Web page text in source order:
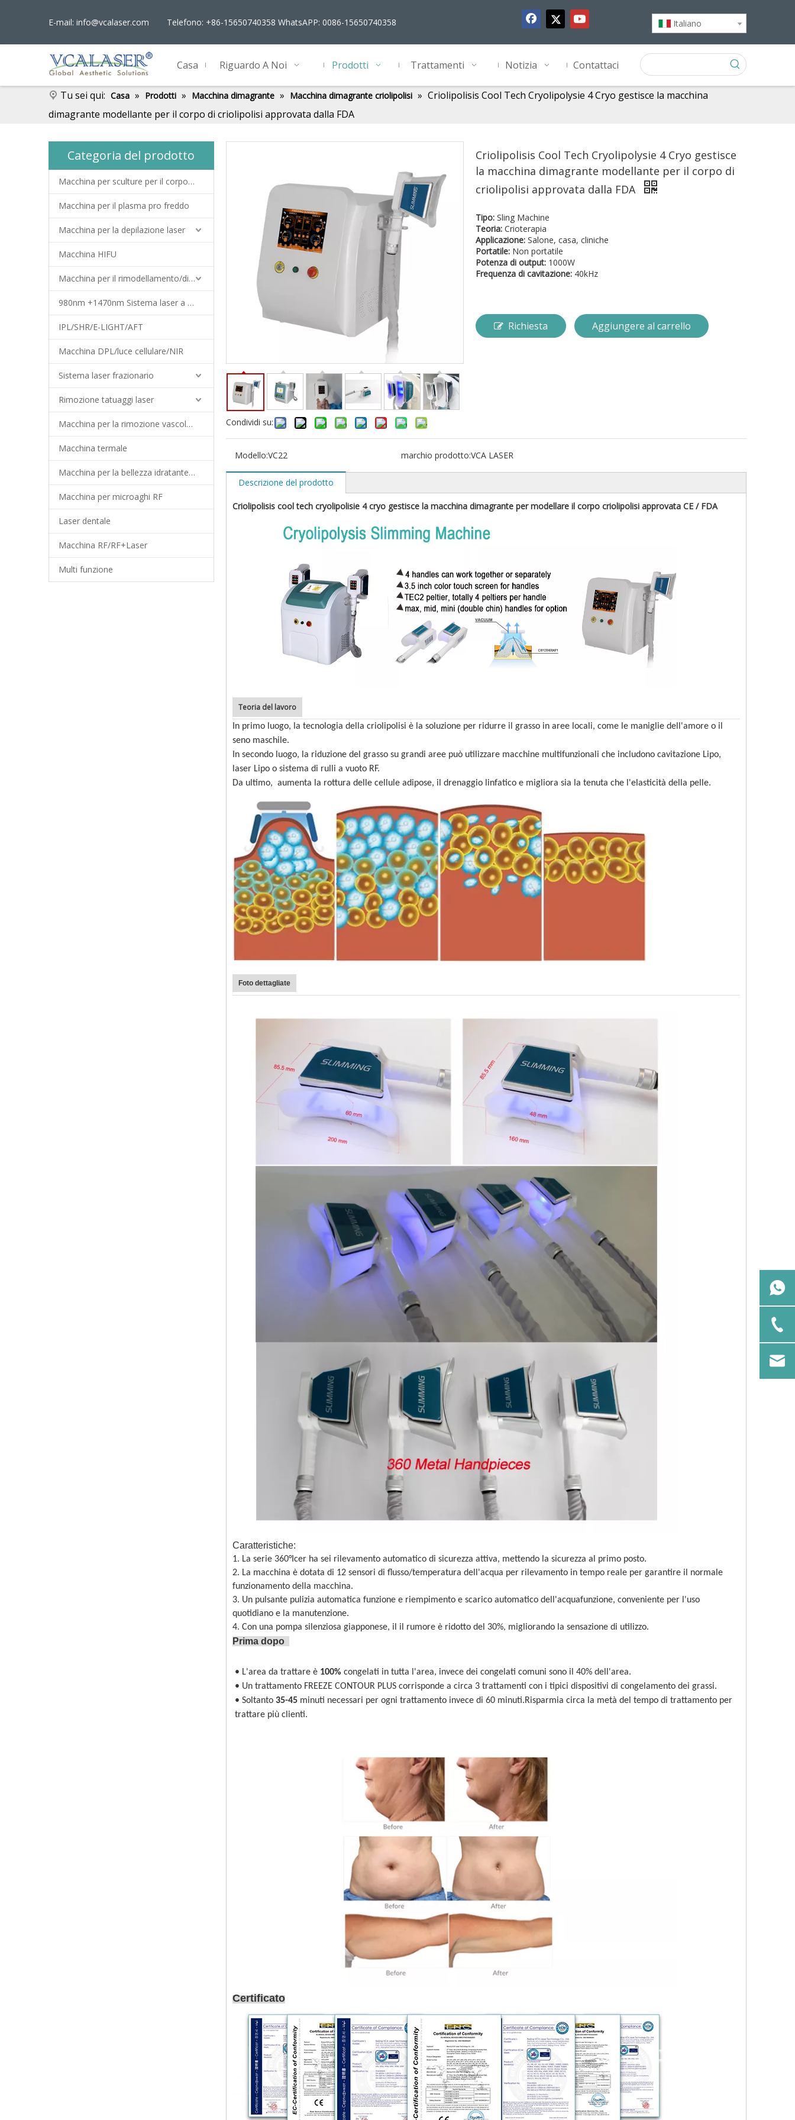
E-mail: info@vcalaser.com Telefono: +86-15650740358 WhatsAPP: 0086-15650740358 Italiano
Casa Riguardo A Noi Prodotti Trattamenti Notizia Contattaci
Tu sei qui: Casa » Prodotti » Macchina dimagrante » Macchina dimagrante criolipolisi » Criolipolisis Cool Tech Cryolipolysie 4 Cryo gestisce la macchina
dimagrante modellante per il corpo di criolipolisi approvata dalla FDA
Categoria del prodotto
Macchina per sculture per il corpo EMS
Macchina per il plasma pro freddo
Macchina per la depilazione laser
Macchina HIFU
Macchina per il rimodellamento/dimagrimento del corpo
980nm +1470nm Sistema laser a diodi
IPL/SHR/E-LIGHT/AFT
Macchina DPL/luce cellulare/NIR
Sistema laser frazionario
Rimozione tatuaggi laser
Macchina per la rimozione vascolare
Macchina termale
Macchina per la bellezza idratante del viso
Macchina per microaghi RF
Laser dentale
Macchina RF/RF+Laser
Multi funzione
Condividi su:
Criolipolisis Cool Tech Cryolipolysie 4 Cryo gestisce
la macchina dimagrante modellante per il corpo di
criolipolisi approvata dalla FDA
Tipo: Sling Machine
Teoria: Crioterapia
Applicazione: Salone, casa, cliniche
Portatile: Non portatile
Potenza di output: 1000W
Frequenza di cavitazione: 40kHz
Richiesta Aggiungere al carrello
Modello:VC22 marchio prodotto:VCA LASER
Descrizione del prodotto
Criolipolisis cool tech cryolipolisie 4 cryo gestisce la macchina dimagrante per modellare il corpo criolipolisi approvata CE / FDA
Teoria del lavoro
In primo luogo, la tecnologia della criolipolisi è la soluzione per ridurre il grasso in aree locali, come le maniglie dell'amore o il
seno maschile.
In secondo luogo, la riduzione del grasso su grandi aree può utilizzare macchine multifunzionali che includono cavitazione Lipo,
laser Lipo o sistema di rulli a vuoto RF.
Da ultimo,  aumenta la rottura delle cellule adipose, il drenaggio linfatico e migliora sia la tenuta che l'elasticità della pelle.
Foto dettagliate
Caratteristiche:
1. La serie 360°Icer ha sei rilevamento automatico di sicurezza attiva, mettendo la sicurezza al primo posto.
2. La macchina è dotata di 12 sensori di flusso/temperatura dell'acqua per rilevamento in tempo reale per garantire il normale
funzionamento della macchina.
3. Un pulsante pulizia automatica funzione e riempimento e scarico automatico dell'acquafunzione, conveniente per l'uso
quotidiano e la manutenzione.
4. Con una pompa silenziosa giapponese, il il rumore è ridotto del 30%, migliorando la sensazione di utilizzo.
Prima dopo
• L'area da trattare è 100% congelati in tutta l'area, invece dei congelati comuni sono il 40% dell'area.
• Un trattamento FREEZE CONTOUR PLUS corrisponde a circa 3 trattamenti con i tipici dispositivi di congelamento dei grassi.
• Soltanto 35-45 minuti necessari per ogni trattamento invece di 60 minuti.Risparmia circa la metà del tempo di trattamento per
trattare più clienti.
Certificato